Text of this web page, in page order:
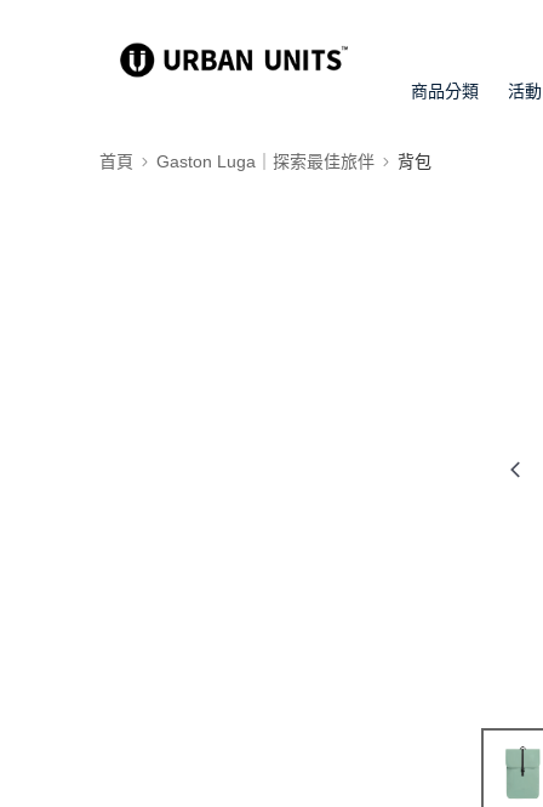
商品分類 活動
首頁 Gaston Luga｜探索最佳旅伴 背包